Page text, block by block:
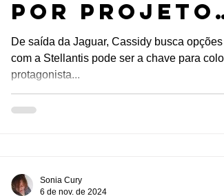
por projeto
ambicioso
Stellantis
De saída da Jaguar, Cassidy busca
com a Stellantis pode ser a chave para
protagonista...
Sonia Cury
6 de nov. de 2024